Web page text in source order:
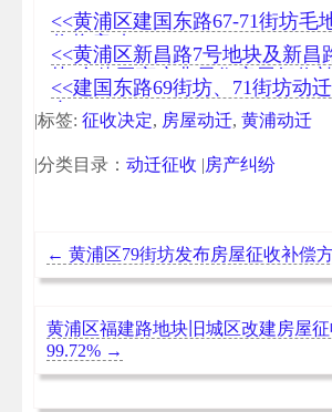
<<黄浦区建国东路67-71街坊毛
收将启动
<<黄浦区新昌路7号地块及新昌
块 个体工商户非居住房屋征收
<<建国东路69街坊、71街坊动
布
|标签: 征收决定, 房屋动迁, 黄浦动迁
|分类目录： 动迁征收 |房产纠纷
← 黄浦区79街坊发布房屋征收补偿
黄浦区福建路地块旧城区改建房屋
99.72% →